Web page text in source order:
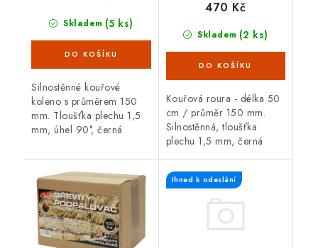
Skladem (5 ks)
Silnostěnné kouřové
koleno s průměrem 150
mm. Tloušťka plechu 1,5
mm, úhel 90°, černá
pro spojení spalinové cesty
mezi hrdlem kamen a
sopouchem.
Skladem (2 ks)
470 Kč
Kouřová roura - délka 50
cm / průměr 150 mm.
Silnostěnná, tloušťka
plechu 1,5 mm, černá
určená pro spojení mezi
spalinovým hrdlem
krbových kamen/sporáku...
Ihned k odeslání